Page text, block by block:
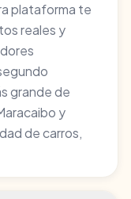
plataforma te
reales y
grande de
y
de carros,